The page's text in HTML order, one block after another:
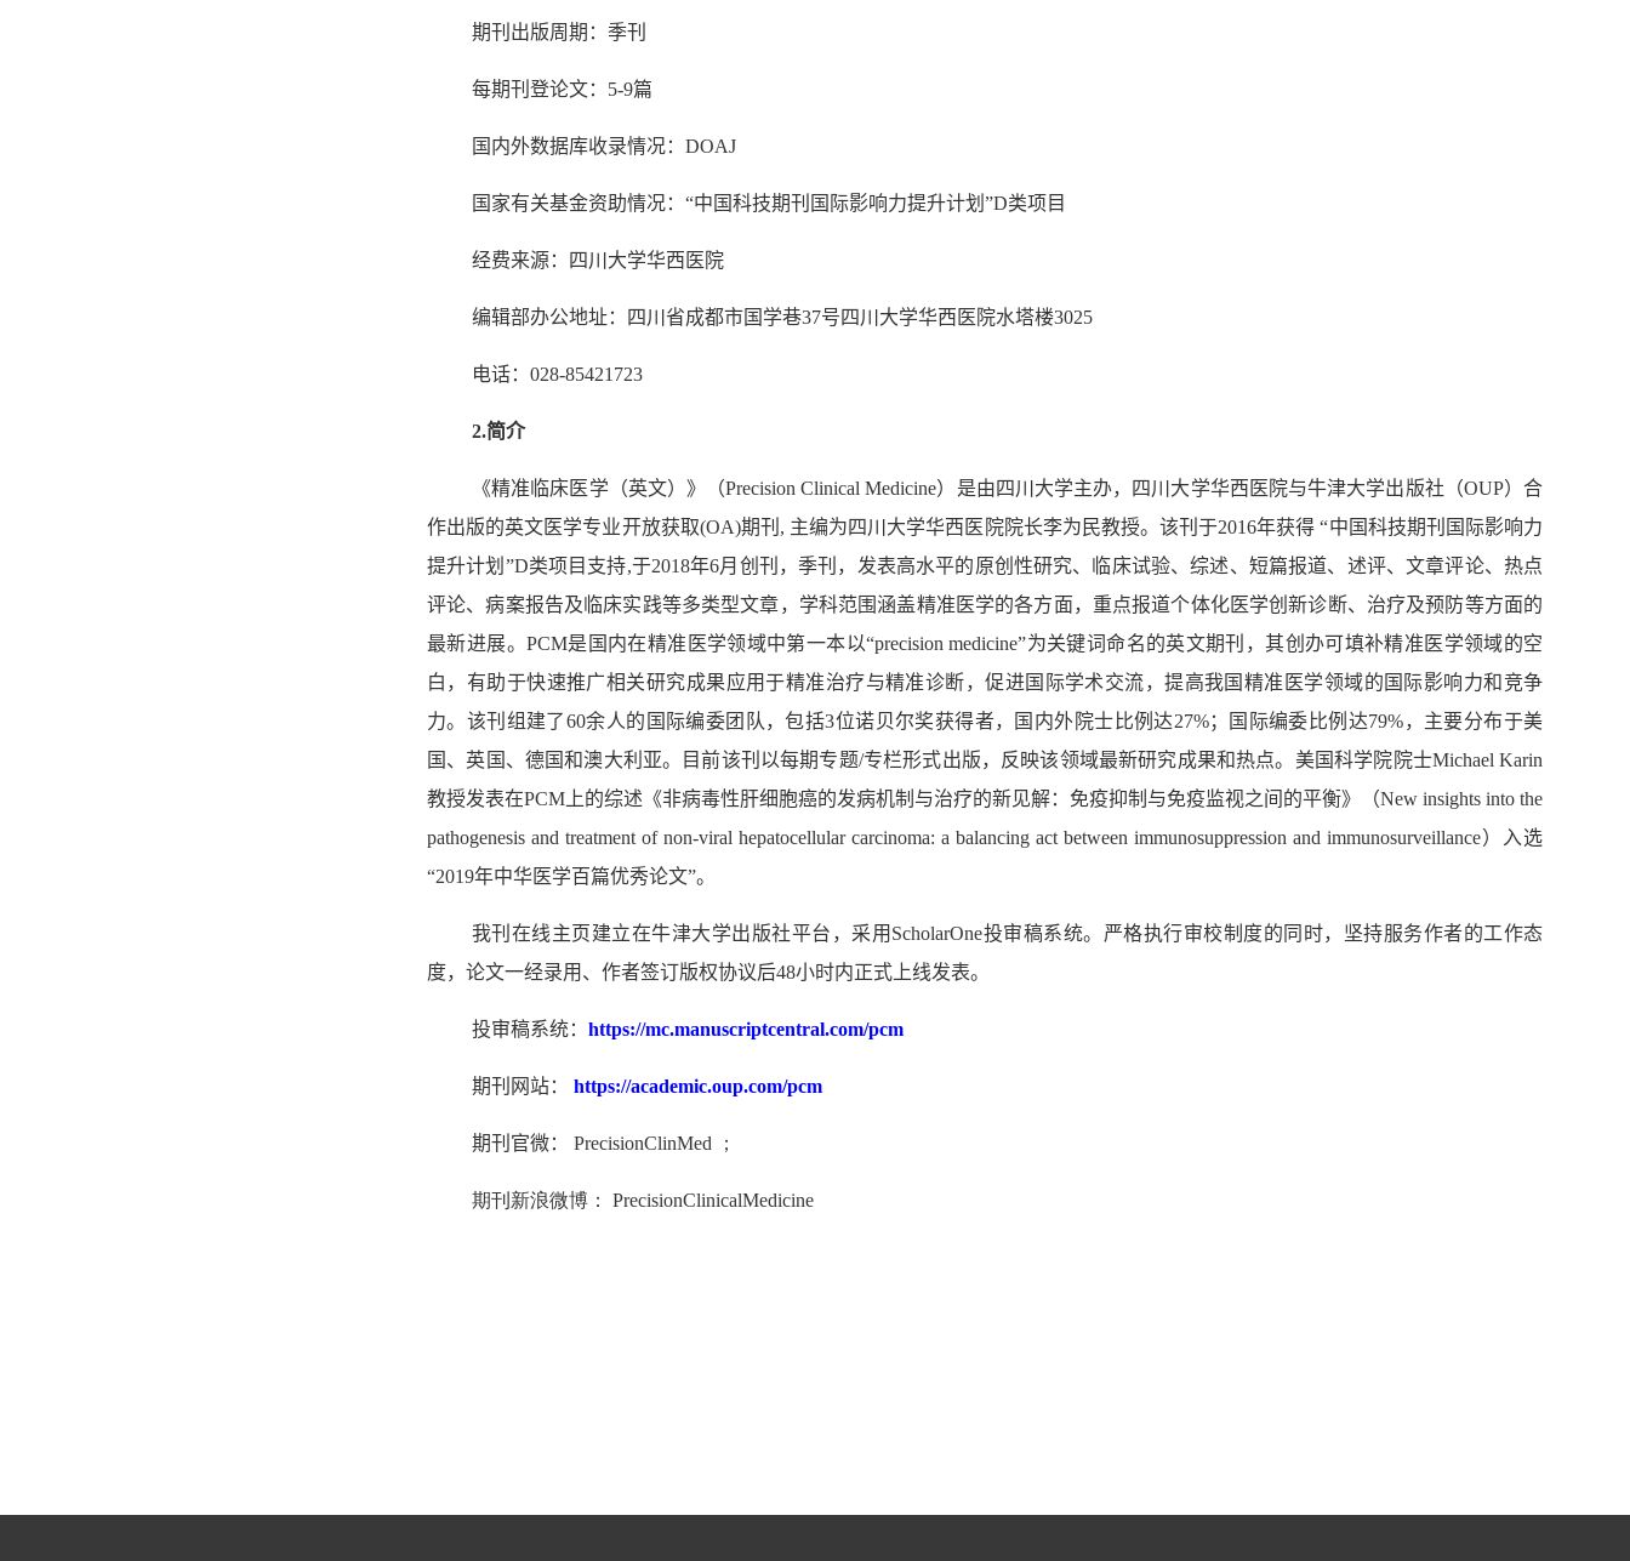
期刊出版周期：季刊
每期刊登论文： 5-9篇
国内外数据库收录情况： DOAJ
国家有关基金资助情况：“中国科技期刊国际影响力提升计划”D类项目
经费来源：四川大学华西医院
编辑部办公地址：四川省成都市国学巷37号四川大学华西医院水塔楼3025
电话： 028-85421723
2.简介
《精准临床医学（英文）》（Precision Clinical Medicine）是由四川大学主办，四川大学华西医院与牛津大学出版社（OUP）合
作出版的英文医学专业开放获取(OA)期刊 , 主编为四川大学华西医院院长李为民教授。该刊于2016年获得 “中国科技期刊国际影响力
提升计划 ”D类项目支持,于2018年6月创刊，季刊，发表高水平的原创性研究、临床试验、综述、短篇报道、述评、文章评论、热点
评论、病案报告及临床实践等多类型文章，学科范围涵盖精准医学的各方面，重点报道个体化医学创新诊断、治疗及预防等方面的
最新进展。 PCM是国内在精准医学领域中第一本以“precision medicine”为关键词命名的英文期刊，其创办可填补精准医学领域的空
白，有助于快速推广相关研究成果应用于精准治疗与精准诊断，促进国际学术交流，提高我国精准医学领域的国际影响力和竞争
力。该刊组建了60余人的国际编委团队，包括3位诺贝尔奖获得者，国内外院士比例达27%；国际编委比例达79%，主要分布于美
国、英国、德国和澳大利亚。目前该刊以每期专题/专栏形式出版，反映该领域最新研究成果和热点。美国科学院院士Michael Karin
教授发表在PCM 上的综述《非病毒性肝细胞癌的发病机制与治疗的新见解：免疫抑制与免疫监视之间的平衡》（New insights into the
pathogenesis and treatment of non-viral hepatocellular carcinoma: a balancing act between immunosuppression and immunosurveillance）入选
“2019年中华医学百篇优秀论文”。
我刊在线主页建立在牛津大学出版社平台，采用 ScholarOne投审稿系统。严格执行审校制度的同时，坚持服务作者的工作态
度，论文一经录用、作者签订版权协议后48小时内正式上线发表。
投审稿系统： https://mc.manuscriptcentral.com/pcm
期刊网站： https://academic.oup.com/pcm
期刊官微： PrecisionClinMed ；
期刊 新浪微博： PrecisionClinicalMedicine